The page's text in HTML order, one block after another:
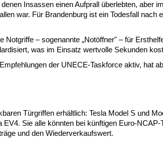
Insassen einen Aufprall überlebten, aber
war. Für Brandenburg ist ein Todesfall nach
– sogenannte „Notöffner" – für
was im Einsatz wertvolle Sekunden
der UNECE-Taskforce aktiv, hat
Türgriffen erhältlich: Tesla Model S und
Sie alle könnten bei künftigen Euro-NCAP-
und den Wiederverkaufswert.